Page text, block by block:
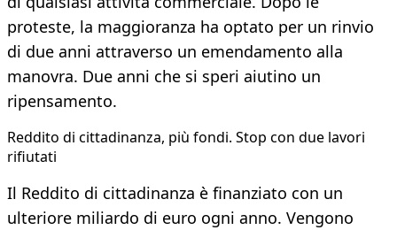
proteste, la maggioranza ha optato per un rinvio
di due anni attraverso un emendamento alla
manovra. Due anni che si speri aiutino un
ripensamento.
Reddito di cittadinanza, più fondi. Stop con due lavori
rifiutati
Il Reddito di cittadinanza è finanziato con un
ulteriore miliardo di euro ogni anno. Vengono